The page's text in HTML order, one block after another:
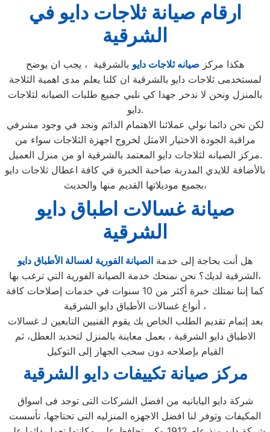
ارقام صيانة ثلاجات دايو في
الشرقية
هكذا مركز صيانه ثلاجات دايو بالشرقية ، يجب ان يوضح
لمستخدمى ثلاجات دايو بالشرقية ان كلنا يعلم مدى اهمية الثلاجة
بالمنزل ونحن لا ندخر جهدا كي نلبي جميع طلبات الصيانه لثلاجات
دايو.
لكن نحن دائما نولي عملائنا الاهتمام الدائم ونجد في وجود مشرفي
مراقبة الجودة الاختيار الامثل لخروج اجهزة الثلاجات سواء من
مركز الصيانه لثلاجات دايو المعتمد بالشرقية او من منزل العميل.
بالأضافة للايدي المدربة صاحبة الخبرة في كافة اعطال ثلاجات دايو
بجميع موديلاتها القديم منها والحديث،
صيانة غسالات اطباق دايو
الشرقية
هل أنت بحاجة إلى خدمة الصيانة الفورية لغسالة الأطباق دايو
الشرقية لديك؟ نحن نمنحك خدمة الصيانة الفورية التي ترغب بها،
كما إننا نمتلك خبرة أكثر من 10 سنوات في خدمات إصلاحات كافة
أنواع غسالات الأطباق دايو الشرقية ،
بعد إتمام تقديم الطلب الخاص بك يقوم الفنيين التابعين لـ غسالات
الاطباق دايو الشرقية ، بعمل معاينة بالمنزل لتحديد العطل، ثم
القيام بإصلاحه دون سحب الجهاز إلى التوكيل
مركز صيانة تكييفات دايو الشرقية
شركة دايو اليابانيه من افضل الشركات التى توجد فى اسواق
المكيفات وتوفر لنا افضل الاجهزه المنزليه التى تحتاجها، تأسست